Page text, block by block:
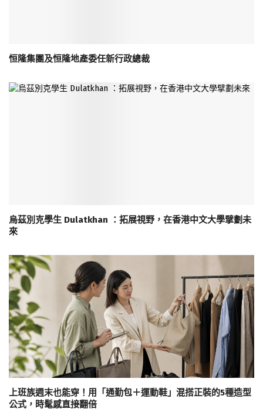
恒隆集團及恒隆地產委任新行政總裁
烏茲別克學生 Dulatkhan ：拓展視野，在香港中文大學擘劃未
來
上班族週末也能穿！用「通勤包＋運動鞋」混搭正裝的5種造型
公式，時髦感直接翻倍